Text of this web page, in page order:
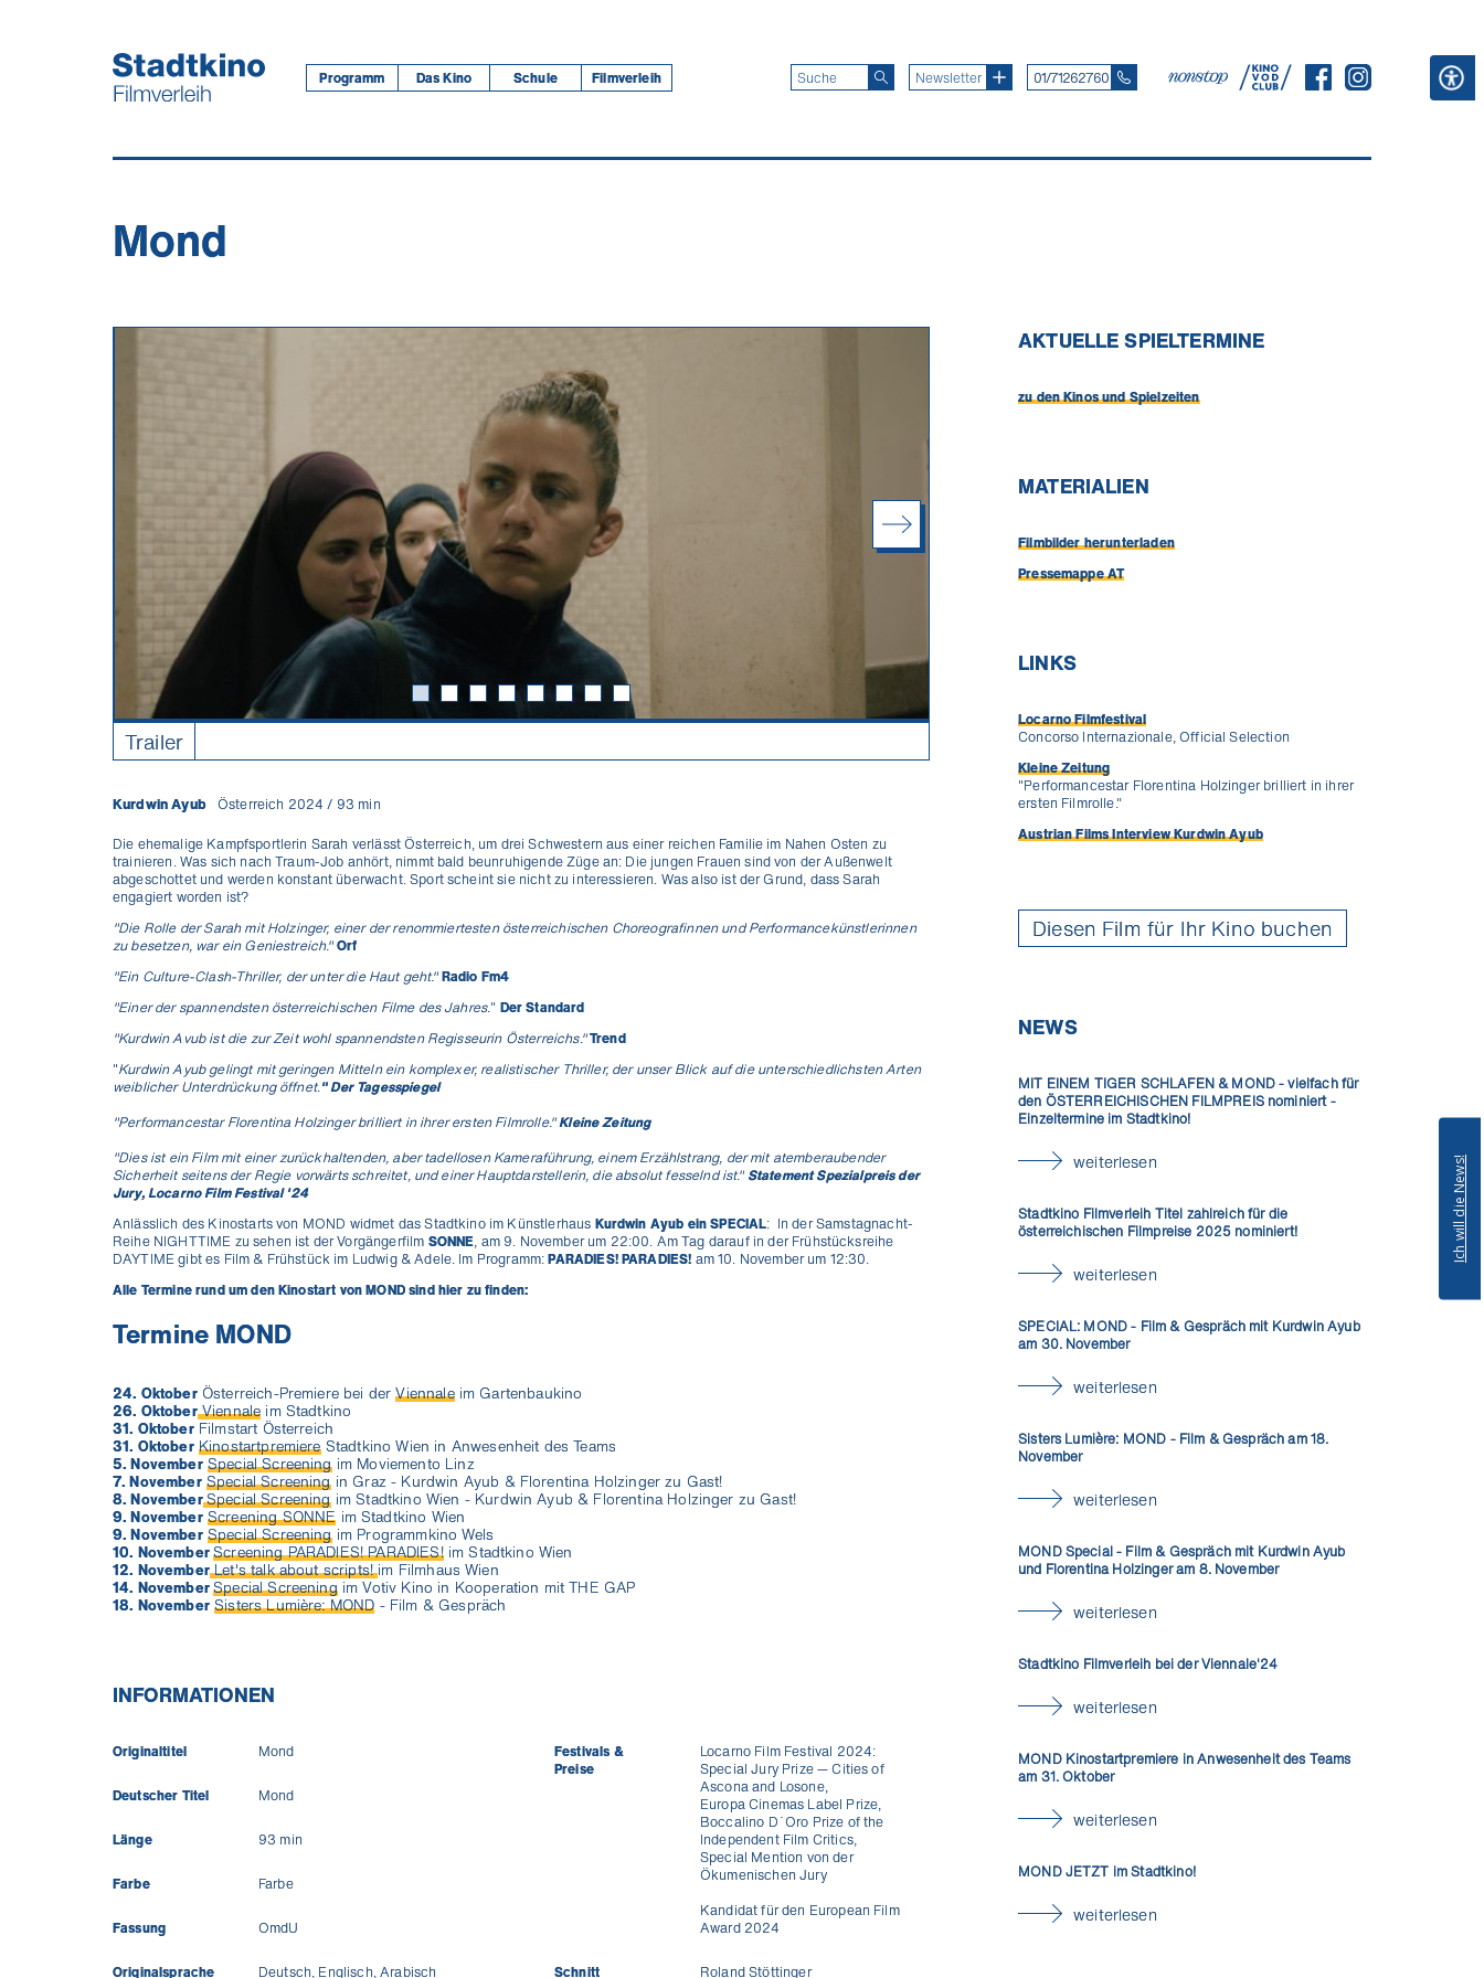
Programm Das Kino Schule Filmverleih 01/71262760
Mond
Trailer
Kurdwin Ayub Österreich 2024 / 93 min
Die ehemalige Kampfsportlerin Sarah verlässt Österreich, um drei Schwestern aus einer reichen Familie im Nahen Osten zu
trainieren. Was sich nach Traum-Job anhört, nimmt bald beunruhigende Züge an: Die jungen Frauen sind von der Außenwelt
abgeschottet und werden konstant überwacht. Sport scheint sie nicht zu interessieren. Was also ist der Grund, dass Sarah
engagiert worden ist?
"Die Rolle der Sarah mit Holzinger, einer der renommiertesten österreichischen Choreografinnen und Performancekünstlerinnen
zu besetzen, war ein Geniestreich."Orf
"Ein Culture-Clash-Thriller, der unter die Haut geht."Radio Fm4
"Einer der spannendsten österreichischen Filme des Jahres." Der Standard
"Kurdwin Avub ist die zur Zeit wohl spannendsten Regisseurin Österreichs."Trend
"Kurdwin Ayub gelingt mit geringen Mitteln ein komplexer, realistischer Thriller, der unser Blick auf die unterschiedlichsten Arten
weiblicher Unterdrückung öffnet."Der Tagesspiegel
"Performancestar Florentina Holzinger brilliert in ihrer ersten Filmrolle."Kleine Zeitung
"Dies ist ein Film mit einer zurückhaltenden, aber tadellosen Kameraführung, einem Erzählstrang, der mit atemberaubender
Sicherheit seitens der Regie vorwärts schreitet, und einer Hauptdarstellerin, die absolut fesselnd ist."Statement Spezialpreis der
Jury, Locarno Film Festival '24
Anlässlich des Kinostarts von MOND widmet das Stadtkino im Künstlerhaus Kurdwin Ayub ein SPECIAL: In der Samstagnacht-
Reihe NIGHTTIME zu sehen ist der Vorgängerfilm SONNE, am 9. November um 22:00. Am Tag darauf in der Frühstücksreihe
DAYTIME gibt es Film & Frühstück im Ludwig & Adele. Im Programm:PARADIES! PARADIES! am 10. November um 12:30.
Alle Termine rund um den Kinostart von MOND sind hier zu finden:
Termine MOND
24. OktoberÖsterreich-Premiere bei derViennaleim Gartenbaukino
26. OktoberViennale im Stadtkino
31. OktoberFilmstart Österreich
31. Oktober KinostartpremiereStadtkino Wien in Anwesenheit des Teams
5. November Special Screeningim Moviemento Linz
7. November Special Screeningin Graz - Kurdwin Ayub & Florentina Holzinger zu Gast!
8. NovemberSpecial Screeningim Stadtkino Wien - Kurdwin Ayub & Florentina Holzinger zu Gast!
9. November Screening SONNE im Stadtkino Wien
9. November Special Screeningim Programmkino Wels
10. NovemberScreening PARADIES! PARADIES!im Stadtkino Wien
12. NovemberLet's talk about scripts!im Filmhaus Wien
14. NovemberSpecial Screeningim Votiv Kino in Kooperation mit THE GAP
18. November Sisters Lumière: MOND - Film & Gespräch
INFORMATIONEN
Originaltitel Mond
Deutscher Titel Mond
Länge 93 min
Farbe Farbe
Fassung OmdU
Originalsprache Deutsch, Englisch, Arabisch
Festivals &
Preise
Locarno Film Festival 2024:
Special Jury Prize — Cities of
Ascona and Losone,
Europa Cinemas Label Prize,
Boccalino D´Oro Prize of the
Independent Film Critics,
Special Mention von der
Ökumenischen Jury
Kandidat für den European Film
Award 2024
Schnitt Roland Stöttinger
AKTUELLE SPIELTERMINE
zu den Kinos und Spielzeiten
MATERIALIEN
Filmbilder herunterladen
Pressemappe AT
LINKS
Locarno Filmfestival
Concorso Internazionale, Official Selection
Kleine Zeitung
"Performancestar Florentina Holzinger brilliert in ihrer
ersten Filmrolle."
Austrian Films Interview Kurdwin Ayub
Diesen Film für Ihr Kino buchen
NEWS
MIT EINEM TIGER SCHLAFEN & MOND - vielfach für
den ÖSTERREICHISCHEN FILMPREIS nominiert -
Einzeltermine im Stadtkino!
weiterlesen
Stadtkino Filmverleih Titel zahlreich für die
österreichischen Filmpreise 2025 nominiert!
weiterlesen
SPECIAL: MOND - Film & Gespräch mit Kurdwin Ayub
am 30. November
weiterlesen
Sisters Lumière: MOND - Film & Gespräch am 18.
November
weiterlesen
MOND Special - Film & Gespräch mit Kurdwin Ayub
und Florentina Holzinger am 8. November
weiterlesen
Stadtkino Filmverleih bei der Viennale'24
weiterlesen
MOND Kinostartpremiere in Anwesenheit des Teams
am 31. Oktober
weiterlesen
MOND JETZT im Stadtkino!
weiterlesen
Ich will die News!
Niemand mag Pop Ups. Aber du wirst unsere
1x2 Tickets für die nächste Stadtkino Wien Premiere deiner
Wahl (Verlosung jeden Monat unter allen